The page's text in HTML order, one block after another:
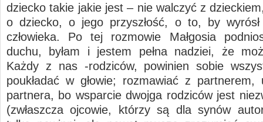
dziecko takie jakie jest – nie walczyć z
o dziecko, o jego przyszłość, o to, by
człowieka. Po tej rozmowie Małgosia
duchu, byłam i jestem pełna nadziei, że
Każdy z nas -rodziców, powinien sobie
poukładać w głowie; rozmawiać z partnerem,
partnera, bo wsparcie dwojga rodziców jest
(zwłaszcza ojcowie, którzy są dla synów